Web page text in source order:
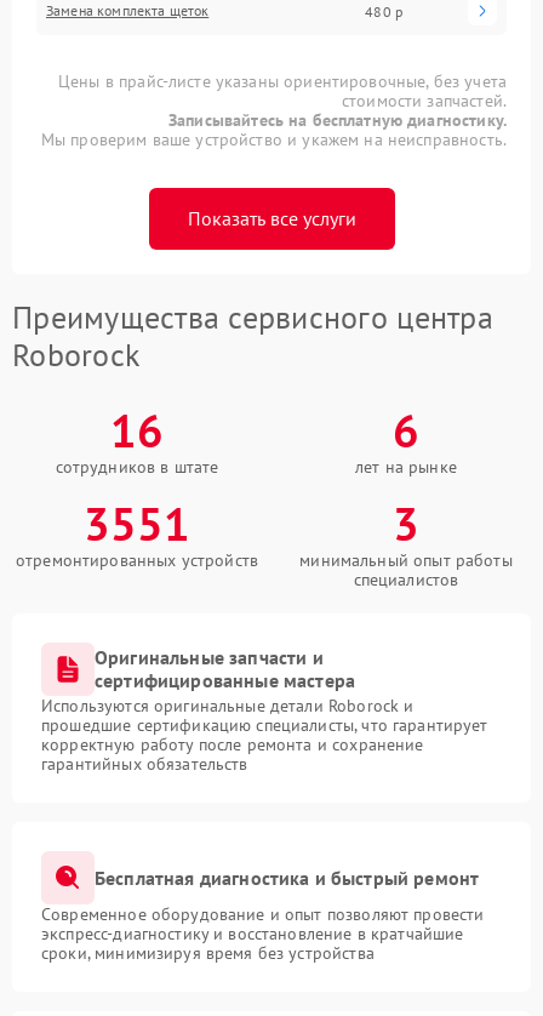
Замена комплекта щеток 480 р
Цены в прайс-листе указаны ориентировочные, без учета
стоимости запчастей.
Записывайтесь на бесплатную диагностику.
Мы проверим ваше устройство и укажем на неисправность.
Показать все услуги
Преимущества сервисного центра
Roborock
16
сотрудников в штате
6
лет на рынке
3551
отремонтированных устройств
3
минимальный опыт работы
специалистов
Оригинальные запчасти и
сертифицированные мастера
Используются оригинальные детали Roborock и
прошедшие сертификацию специалисты, что гарантирует
корректную работу после ремонта и сохранение
гарантийных обязательств
Бесплатная диагностика и быстрый ремонт
Современное оборудование и опыт позволяют провести
экспресс-диагностику и восстановление в кратчайшие
сроки, минимизируя время без устройства